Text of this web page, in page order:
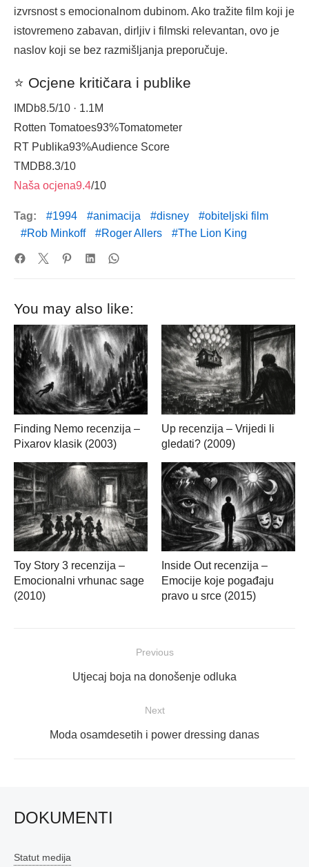
izvrsnost s emocionalnom dubinom. Ako tražite film koji je
istovremeno zabavan, dirljiv i filmski relevantan, ovo je
naslov koji se bez razmišljanja preporučuje.
⭐ Ocjene kritičara i publike
IMDb8.5/10 · 1.1M
Rotten Tomatoes93%Tomatometer
RT Publika93%Audience Score
TMDB8.3/10
Naša ocjena9.4/10
Tag: 1994 animacija disney
obiteljski film
Rob Minkoff
Roger Allers The Lion King
You may also like:
Finding Nemo recenzija –
Pixarov klasik (2003)
Up recenzija – Vrijedi li
gledati? (2009)
Toy Story 3 recenzija –
Emocionalni vrhunac sage
(2010)
Inside Out recenzija –
Emocije koje pogađaju
pravo u srce (2015)
Previous
Previous
Utjecaj boja na donošenje odluka
Next
Next
Moda osamdesetih i power dressing danas
DOKUMENTI
Statut medija